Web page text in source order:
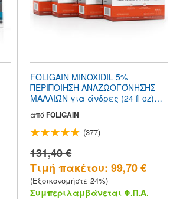
FOLIGAIN MINOXIDIL 5%
ΠΕΡΙΠΟΙΗΣΗ ΑΝΑΖΩΟΓΌΝΗΣΗΣ
ΜΑΛΛΙΏΝ για άνδρες (24 fl oz)
από FOLIGAIN
(377)
131,40 €
Τιμή πακέτου: 99,70 €
(Εξοικονομήστε 24%)
Συμπεριλαμβάνεται Φ.Π.Α.